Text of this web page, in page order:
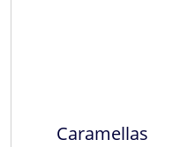
Caramellas